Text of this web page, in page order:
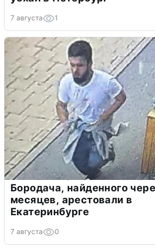
7 августа 1
Бородача, найденного
месяцев, арестовали в
Екатеринбурге
7 августа 0